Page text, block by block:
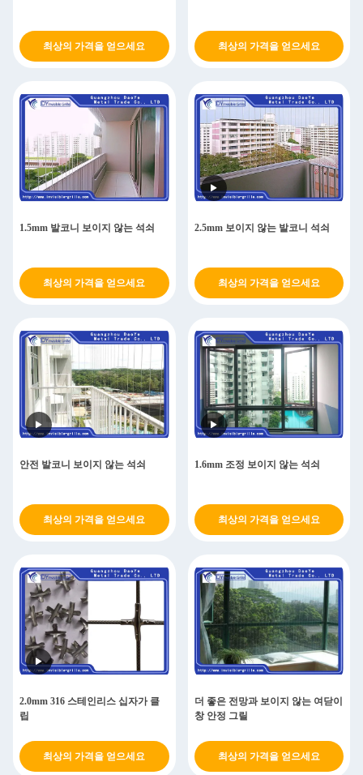
최상의 가격을 얻으세요 최상의 가격을 얻으세요
1.5mm 발코니 보이지 않는 석쇠
최상의 가격을 얻으세요
2.5mm 보이지 않는 발코니 석쇠
최상의 가격을 얻으세요
안전 발코니 보이지 않는 석쇠
최상의 가격을 얻으세요
1.6mm 조정 보이지 않는 석쇠
최상의 가격을 얻으세요
2.0mm 316 스테인리스 십자가 클
립
최상의 가격을 얻으세요
더 좋은 전망과 보이지 않는 여닫이
창 안정 그릴
최상의 가격을 얻으세요